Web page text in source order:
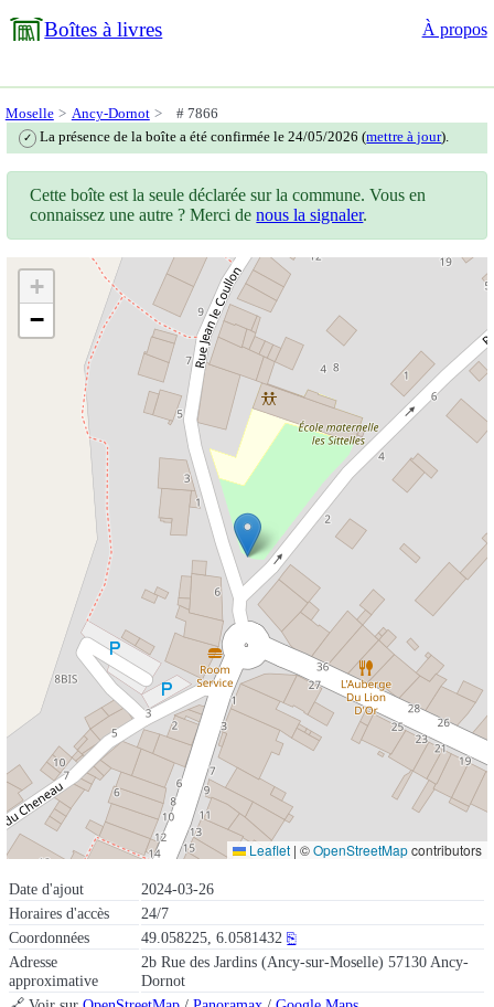
Boîtes à livres À propos
Moselle Ancy-Dornot # 7866
✓ La présence de la boîte a été confirmée le 24/05/2026 (mettre à jour).
Date d'ajout
2024-03-26
Horaires d'accès
24/7
Coordonnées
49.058225, 6.0581432 ⎘
Adresse
approximative
2b Rue des Jardins (Ancy-sur-Moselle) 57130 Ancy-
Dornot
Cette boîte est la seule déclarée sur la commune. Vous en
connaissez une autre ? Merci denous la signaler.
+
−
Leaflet | ©OpenStreetMapcontributors